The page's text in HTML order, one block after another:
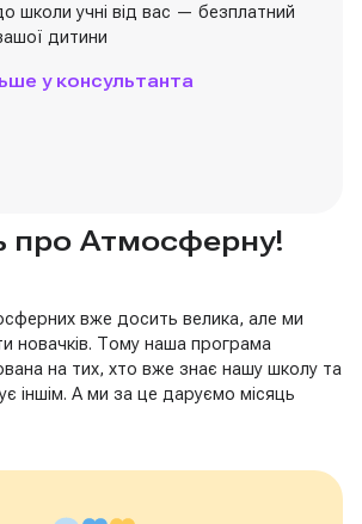
школи учні від вас — безплатний
дитини
у консультанта
про Атмосферну!
вже досить велика, але ми
новачків. Тому наша програма
на тих, хто вже знає нашу школу та
іншім. А ми за це даруємо місяць